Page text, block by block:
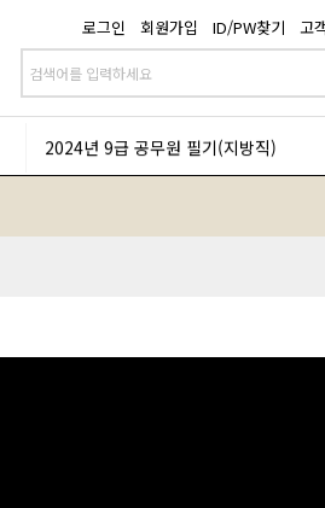
로그인 회원가입 ID/PW찾기 고
2024년 9급 공무원 필기(지방직)
2024년 9급 공무원 필기(국가직)
2024년 9급 공무원 필기(지방직)
2024년 9급 공무원 필기(국가직)